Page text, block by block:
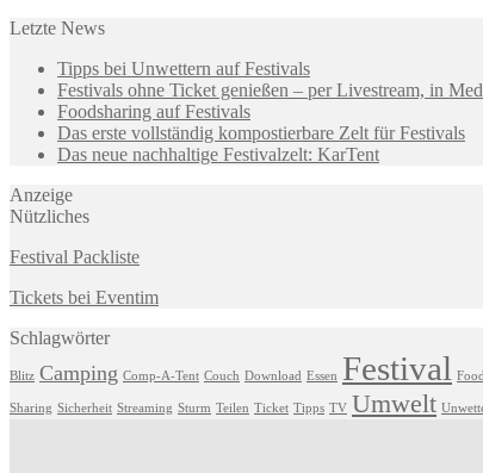
Letzte News
Tipps bei Unwettern auf Festivals
Festivals ohne Ticket genießen – per Livestream, in
Foodsharing auf Festivals
Das erste vollständig kompostierbare Zelt für Festivals
Das neue nachhaltige Festivalzelt: KarTent
Anzeige
Nützliches
Festival Packliste
Tickets bei Eventim
Schlagwörter
Blitz Camping Comp-A-Tent Couch Download Essen Festival
Sharing Sicherheit Streaming Sturm Teilen Ticket Tipps TV Umwelt